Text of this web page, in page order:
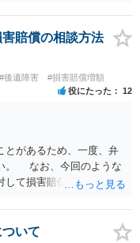
イメージなので頼むのも
うかもしれませんし、交
律事務所も多いように思
てみるとよいかもしれ
るので、法律事務所に問
賠償の相談方法
#後遺障害 #損害賠償増額
役にたった 12
とがあるため、一度、弁
。 なお、今回のような
して損害賠償請求する際
を確認してみて下さい。
付いていたということが
いて